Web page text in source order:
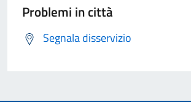
Problemi in città
Segnala disservizio